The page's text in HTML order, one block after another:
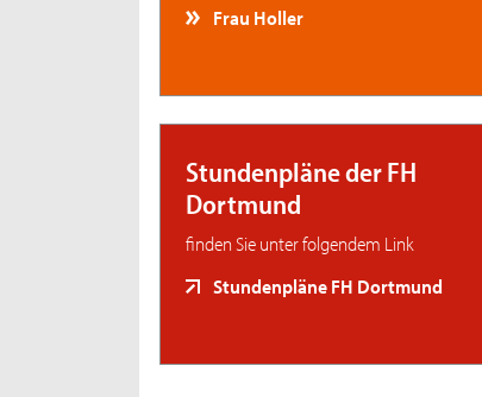
Frau Holler
Stundenpläne der FH
Dortmund
finden Sie unter folgendem Link
Stundenpläne FH Dortmund